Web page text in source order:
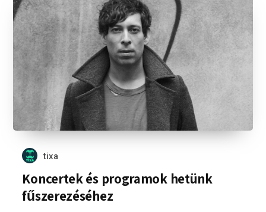
tixa
Koncertek és programok hetünk
fűszerezéséhez